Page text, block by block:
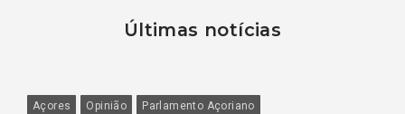
Últimas notícias
Açores Opinião Parlamento Açoriano